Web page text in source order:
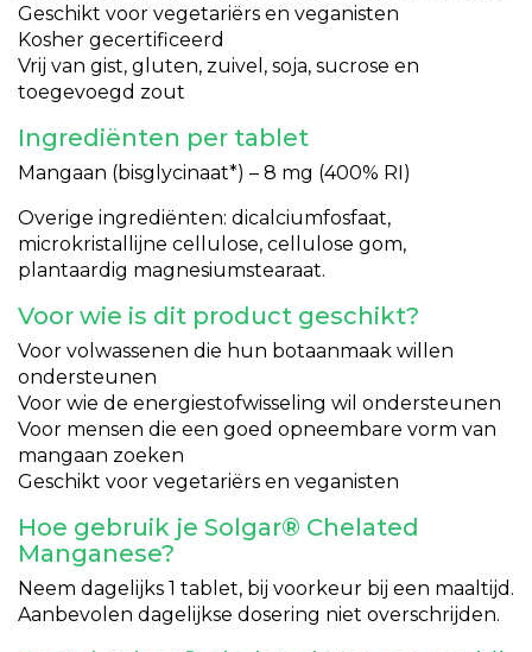
Geschikt voor vegetariërs en veganisten
Kosher gecertificeerd
Vrij van gist, gluten, zuivel, soja, sucrose en
toegevoegd zout
Ingrediënten per tablet
Mangaan (bisglycinaat*) – 8 mg (400% RI)
Overige ingrediënten: dicalciumfosfaat,
microkristallijne cellulose, cellulose gom,
plantaardig magnesiumstearaat.
Voor wie is dit product geschikt?
Voor volwassenen die hun botaanmaak willen
ondersteunen
Voor wie de energiestofwisseling wil ondersteunen
Voor mensen die een goed opneembare vorm van
mangaan zoeken
Geschikt voor vegetariërs en veganisten
Hoe gebruik je Solgar® Chelated
Manganese?
Neem dagelijks 1 tablet, bij voorkeur bij een maaltijd.
Aanbevolen dagelijkse dosering niet overschrijden.